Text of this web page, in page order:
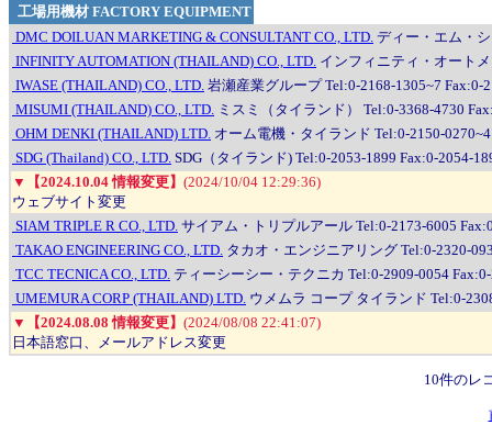
工場用機材 FACTORY EQUIPMENT
DMC DOILUAN MARKETING & CONSULTANT CO., LTD. ディー・エム・
INFINITY AUTOMATION (THAILAND) CO., LTD. インフィニティ・オート
IWASE (THAILAND) CO., LTD. 岩瀬産業グループ Tel:0-2168-1305~7 Fax:0-
MISUMI (THAILAND) CO., LTD. ミスミ（タイランド） Tel:0-3368-4730
OHM DENKI (THAILAND) LTD. オーム電機・タイランド Tel:0-2150-
SDG (Thailand) CO., LTD. SDG（タイランド) Tel:0-2053-1899 Fax:0-2054-
▼
【2024.10.04 情報変更】 (2024/10/04 12:29:36)
ウェブサイト変更
SIAM TRIPLE R CO., LTD. サイアム・トリプルアール Tel:0-2173-6005
TAKAO ENGINEERING CO., LTD. タカオ・エンジニアリング Tel:0-2320-
TCC TECNICA CO., LTD. ティーシーシー・テクニカ Tel:0-2909-0054
UMEMURA CORP (THAILAND) LTD. ウメムラ コープ タイランド Tel:0-
▼
【2024.08.08 情報変更】 (2024/08/08 22:41:07)
日本語窓口、メールアドレス変更
10件のレ